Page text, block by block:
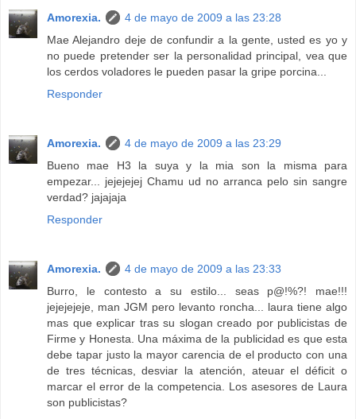
Amorexia.
4 de mayo de 2009 a las 23:28
Mae Alejandro deje de confundir a la gente, usted es yo y
no puede pretender ser la personalidad principal, vea que
los cerdos voladores le pueden pasar la gripe porcina...
Responder
Amorexia.
4 de mayo de 2009 a las 23:29
Bueno mae H3 la suya y la mia son la misma para
empezar... jejejejej Chamu ud no arranca pelo sin sangre
verdad? jajajaja
Responder
Amorexia.
4 de mayo de 2009 a las 23:33
Burro, le contesto a su estilo... seas p@!%?! mae!!!
jejejejeje, man JGM pero levanto roncha... laura tiene algo
mas que explicar tras su slogan creado por publicistas de
Firme y Honesta. Una máxima de la publicidad es que esta
debe tapar justo la mayor carencia de el producto con una
de tres técnicas, desviar la atención, ateuar el déficit o
marcar el error de la competencia. Los asesores de Laura
son publicistas?